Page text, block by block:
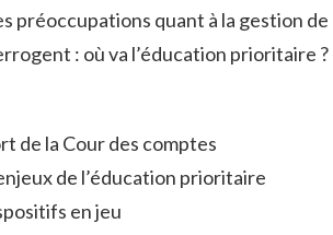
préoccupations quant à la gestion
: où va l’éducation prioritaire
de la Cour des comptes
de l’éducation prioritaire
en jeu